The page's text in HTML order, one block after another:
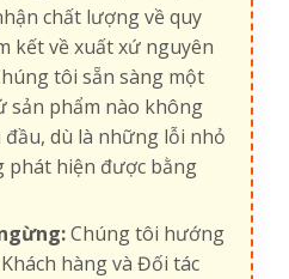
chất lượng về quy
kết về xuất xứ nguyên
tôi sẵn sàng một
sản phẩm nào không
dù là những lỗi nhỏ
phát hiện được bằng
Chúng tôi hướng
hàng và Đối tác